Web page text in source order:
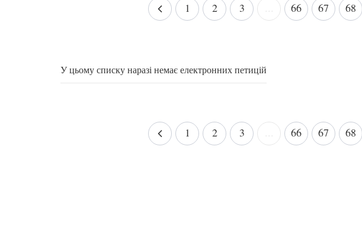
1 2 3 66 67 68
У цьому списку наразі немає електронних петицій
1 2 3 66 67 68